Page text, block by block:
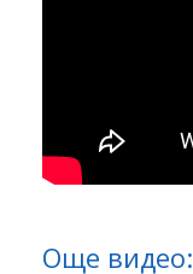
Още видео: